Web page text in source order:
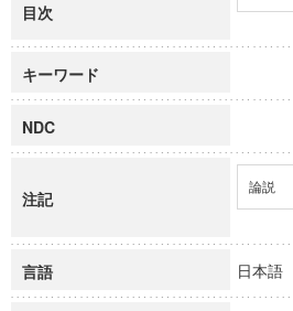
目次
キーワード
NDC
注記
論説
言語 日本語